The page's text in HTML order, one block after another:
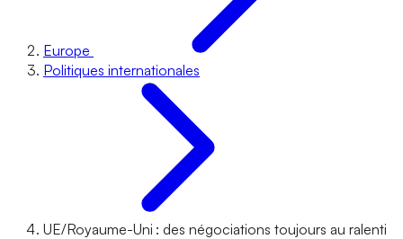
Europe
Politiques internationales
UE/Royaume-Uni : des négociations toujours au ralenti